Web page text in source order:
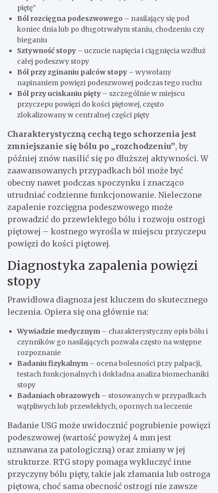
piętę”
Ból rozcięgna podeszwowego – nasilający się pod
koniec dnia lub po długotrwałym staniu, chodzeniu czy
bieganiu
Sztywność stopy – uczucie napięcia i ciągnięcia wzdłuż
całej podeszwy stopy
Ból przy zginaniu palców stopy – wywołany
napinaniem powięzi podeszwowej podczas tego ruchu
Ból przy uciskaniu pięty – szczególnie w miejscu
przyczepu powięzi do kości piętowej, często
zlokalizowany w centralnej części pięty
Charakterystyczną cechą tego schorzenia jest
zmniejszanie się bólu po „rozchodzeniu”, by
później znów nasilić się po dłuższej aktywności. W
zaawansowanych przypadkach ból może być
obecny nawet podczas spoczynku i znacząco
utrudniać codzienne funkcjonowanie. Nieleczone
zapalenie rozcięgna podeszwowego może
prowadzić do przewlekłego bólu i rozwoju ostrogi
piętowej – kostnego wyrośla w miejscu przyczepu
powięzi do kości piętowej.
Diagnostyka zapalenia powięzi
stopy
Prawidłowa diagnoza jest kluczem do skutecznego
leczenia. Opiera się ona głównie na:
Wywiadzie medycznym – charakterystyczny opis bólu i
czynników go nasilających pozwala często na wstępne
rozpoznanie
Badaniu fizykalnym – ocena bolesności przy palpacji,
testach funkcjonalnych i dokładna analiza biomechaniki
stopy
Badaniach obrazowych – stosowanych w przypadkach
wątpliwych lub przewlekłych, opornych na leczenie
Badanie USG może uwidocznić pogrubienie powięzi
podeszwowej (wartość powyżej 4 mm jest
uznawana za patologiczną) oraz zmiany w jej
strukturze. RTG stopy pomaga wykluczyć inne
przyczyny bólu pięty, takie jak złamania lub ostroga
piętowa, choć sama obecność ostrogi nie zawsze